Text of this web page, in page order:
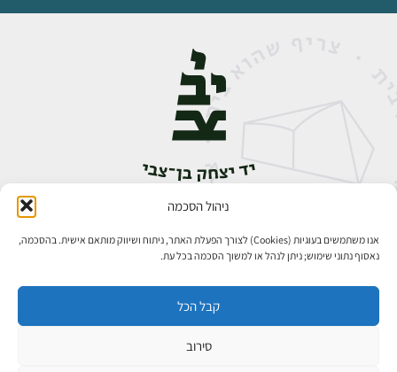
ניהול הסכמה
אנו משתמשים בעוגיות (Cookies) לצורך הפעלת האתר, ניתוח ושיווק מותאם אישית. בהסכמה,
נאסוף נתוני שימוש; ניתן לנהל או למשוך הסכמה בכל עת.
קבל הכל
סירוב
אבן גבירול 14, רחביה, ירושלים